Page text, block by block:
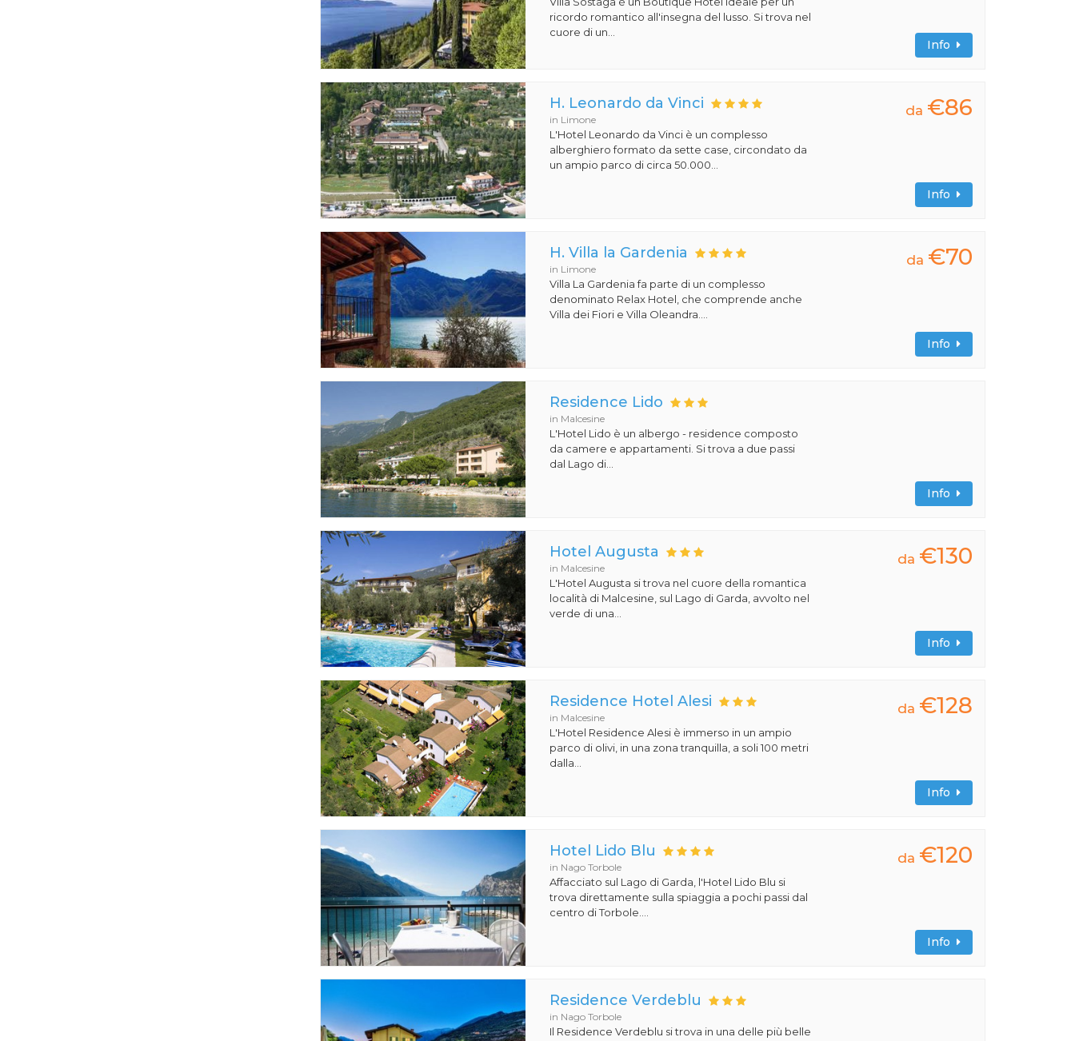
ricordo romantico all'insegna del lusso. Si trova nel
cuore di un...
Info
H. Leonardo da Vinci
in Limone
L'Hotel Leonardo da Vinci è un complesso
alberghiero formato da sette case, circondato da
un ampio parco di circa 50.000...
da €86
Info
H. Villa la Gardenia
in Limone
Villa La Gardenia fa parte di un complesso
denominato Relax Hotel, che comprende anche
Villa dei Fiori e Villa Oleandra....
da €70
Info
Residence Lido
in Malcesine
L'Hotel Lido è un albergo - residence composto
da camere e appartamenti. Si trova a due passi
dal Lago di...
Info
Hotel Augusta
in Malcesine
L'Hotel Augusta si trova nel cuore della romantica
località di Malcesine, sul Lago di Garda, avvolto nel
verde di una...
da €130
Info
Residence Hotel Alesi
in Malcesine
L'Hotel Residence Alesi è immerso in un ampio
parco di olivi, in una zona tranquilla, a soli 100 metri
dalla...
da €128
Info
Hotel Lido Blu
in Nago Torbole
Affacciato sul Lago di Garda, l'Hotel Lido Blu si
trova direttamente sulla spiaggia a pochi passi dal
centro di Torbole....
da €120
Info
Residence Verdeblu
in Nago Torbole
Il Residence Verdeblu si trova in una delle più belle